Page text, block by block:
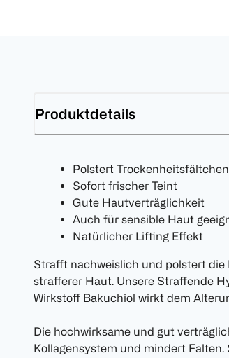
Produktdetails
Polstert
Sofort frischer Teint
Gute Hautverträglichkeit
Auch für sensible Haut
Natürlicher Lifting Effekt
Strafft nachweislich und polstert die
strafferer Haut. Unsere Straffende
Wirkstoff Bakuchiol wirkt dem
Die hochwirksame und gut
Kollagensystem und mindert